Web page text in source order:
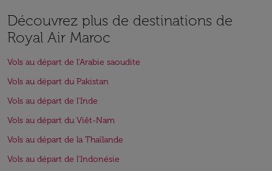
Découvrez plus de destinations de
Royal Air Maroc
Vols au départ de l'Arabie saoudite
Vols au départ du Pakistan
Vols au départ de l'Inde
Vols au départ du Viêt-Nam
Vols au départ de la Thaïlande
Vols au départ de l'Indonésie